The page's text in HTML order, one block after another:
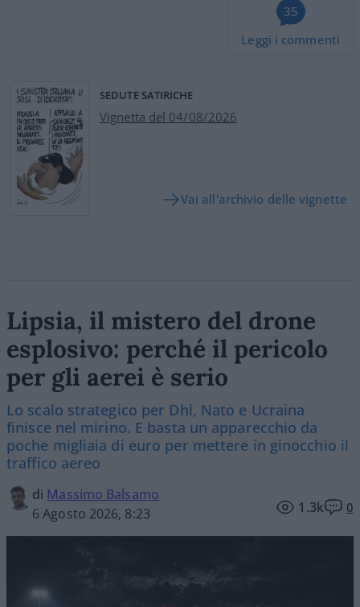
35
Leggi i commenti
SEDUTE SATIRICHE
Vignetta del 04/08/2026
Vai all'archivio delle vignette
Lipsia, il mistero del drone
esplosivo: perché il pericolo
per gli aerei è serio
Lo scalo strategico per Dhl, Nato e Ucraina
finisce nel mirino. E basta un apparecchio da
poche migliaia di euro per mettere in ginocchio il
traffico aereo
di Massimo Balsamo
6 Agosto 2026, 8:23
1.3k 0